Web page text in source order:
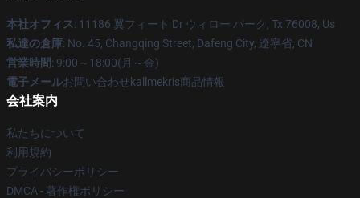
本社オフィス: 11186 翼フィート Dr ウィロー パーク, Tx 76008, Us
私達の倉庫: No. 45, Changqing Street, Dafeng City, 遼寧省, CN
営業時間: 9:00～18:00(月～金)
電子メールお問い合わせkallmekris商品情報
会社案内
私たちについて
利用規約
プライバシーポリシー
DMCA - 著作権ポリシー